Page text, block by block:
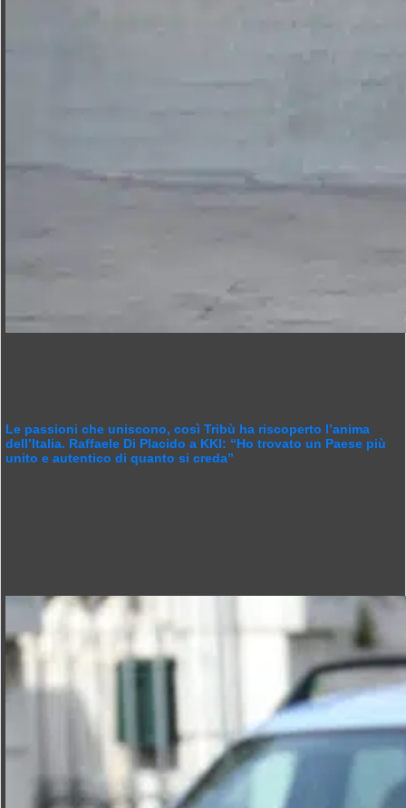
Le passioni che uniscono, così Tribù ha riscoperto l’anima
dell’Italia. Raffaele Di Placido a KKI: “Ho trovato un Paese più
unito e autentico di quanto si creda”